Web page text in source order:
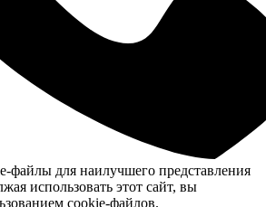
файлы для наилучшего представления
использовать этот сайт, вы
cookie-файлов.